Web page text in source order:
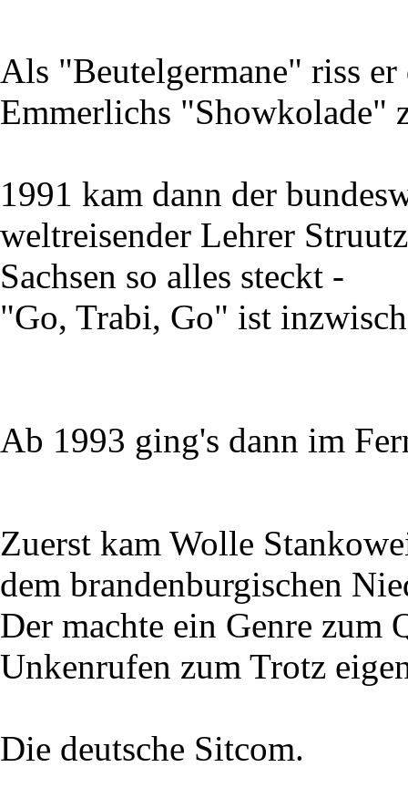
Als "Beutelgermane" riss
Emmerlichs "Showkolade"
1991 kam dann der
weltreisender Lehrer
Sachsen so alles steckt -
"Go, Trabi, Go" ist
Ab 1993 ging's dann im
Zuerst kam Wolle
dem brandenburgischen
Der machte ein Genre zum
Unkenrufen zum Trotz
Die deutsche Sitcom.